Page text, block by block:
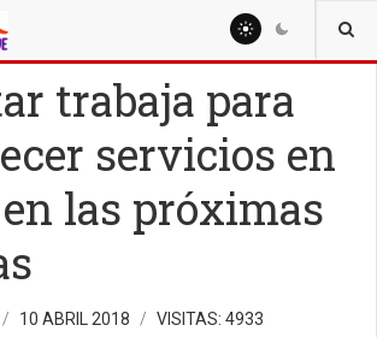
trabaja para
servicios en
las próximas
10 ABRIL 2018 VISITAS: 4933